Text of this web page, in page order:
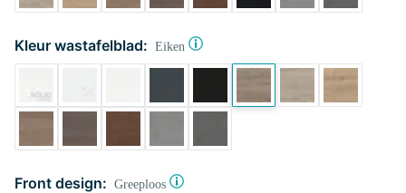
Kleur wastafelblad: Eiken
Front design: Greeploos